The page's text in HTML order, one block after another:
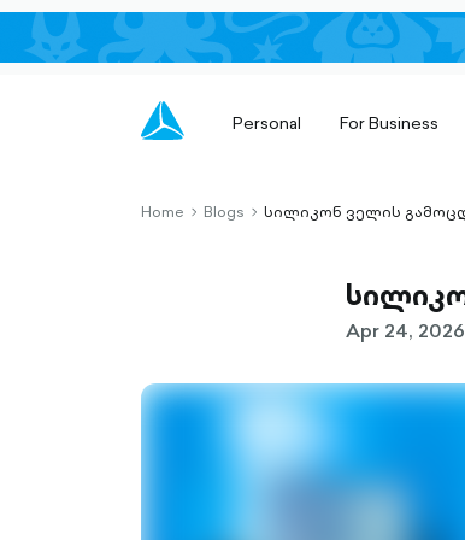
Personal For Business
Home chevron-
Blogs chevron-
სილიკონ ველის
Apr 24, 2026